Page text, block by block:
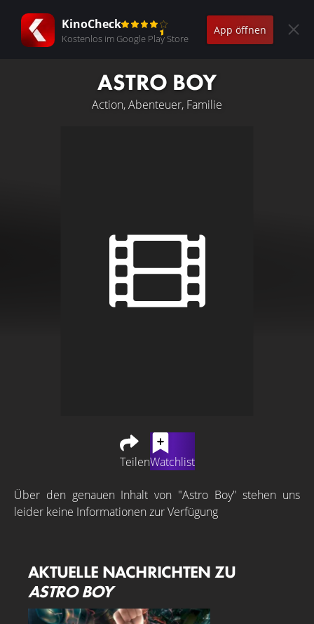
KinoCheck
Kostenlos im Google Play Store
App öffnen
ASTRO BOY
Action, Abenteuer, Familie
TeilenWatchlist
Über den genauen Inhalt von "Astro Boy" stehen uns
leider keine Informationen zur Verfügung
AKTUELLE NACHRICHTEN ZU
ASTRO BOY